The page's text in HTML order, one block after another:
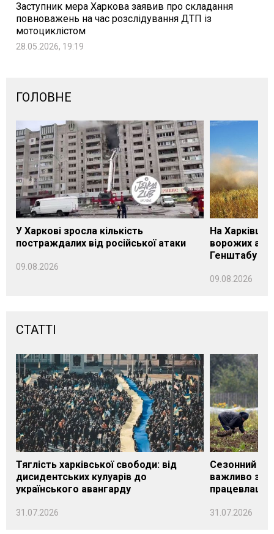
Заступник мера Харкова заявив про складання
повноважень на час розслідування ДТП із
мотоциклістом
28.05.2026, 19:19
ГОЛОВНЕ
У Харкові зросла кількість
постраждалих від російської атаки
09.08.2026
На
ворожих
Генштабу
09.08.2026
СТАТТІ
Тяглість харківської свободи: від
дисидентських кулуарів до
українського авангарду
31.07.2026
Сезонний
важливо
31.07.2026